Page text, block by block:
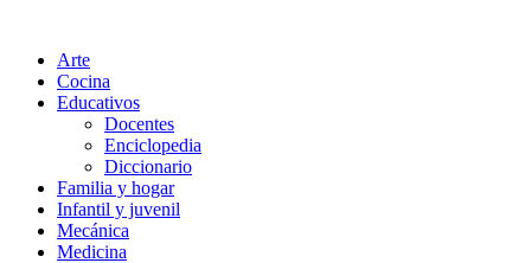
contenido
Arte
Cocina
Educativos
Docentes
Enciclopedia
Diccionario
Familia y hogar
Infantil y juvenil
Mecánica
Medicina